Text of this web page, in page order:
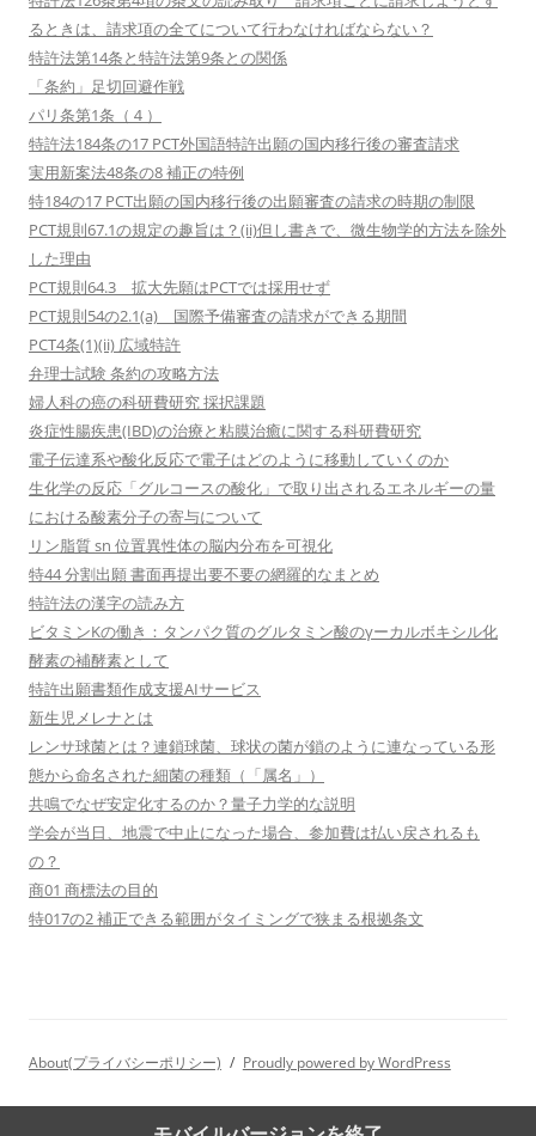
るときは、請求項の全てについて行わなければならない？
特許法第14条と特許法第9条との関係
「条約」足切回避作戦
パリ条第1条（４）
特許法184条の17 PCT外国語特許出願の国内移行後の審査請求
実用新案法48条の8 補正の特例
特184の17 PCT出願の国内移行後の出願審査の請求の時期の制限
PCT規則67.1の規定の趣旨は？(ii)但し書きで、微生物学的方法を除外
した理由
PCT規則64.3 拡大先願はPCTでは採用せず
PCT規則54の2.1(a) 国際予備審査の請求ができる期間
PCT4条(1)(ii) 広域特許
弁理士試験 条約の攻略方法
婦人科の癌の科研費研究 採択課題
炎症性腸疾患(IBD)の治療と粘膜治癒に関する科研費研究
電子伝達系や酸化反応で電子はどのように移動していくのか
生化学の反応「グルコースの酸化」で取り出されるエネルギーの量
における酸素分子の寄与について
リン脂質 sn 位置異性体の脳内分布を可視化
特44 分割出願 書面再提出要不要の網羅的なまとめ
特許法の漢字の読み方
ビタミンKの働き：タンパク質のグルタミン酸のγーカルボキシル化
酵素の補酵素として
特許出願書類作成支援AIサービス
新生児メレナとは
レンサ球菌とは？連鎖球菌、球状の菌が鎖のように連なっている形
態から命名された細菌の種類（「属名」）
共鳴でなぜ安定化するのか？量子力学的な説明
学会が当日、地震で中止になった場合、参加費は払い戻されるも
の？
商01 商標法の目的
特017の2 補正できる範囲がタイミングで狭まる根拠条文
About(プライバシーポリシー) Proudly powered by WordPress